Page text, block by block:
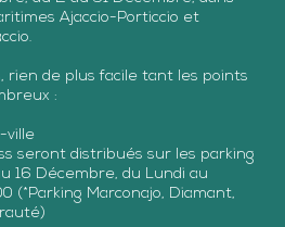
Ajaccio-Porticcio et
rien de plus facile tant les points
:
ville
seront distribués sur les parking
16 Décembre, du Lundi au
(*Parking Marconajo, Diamant,